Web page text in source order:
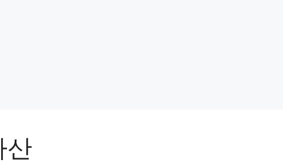
산